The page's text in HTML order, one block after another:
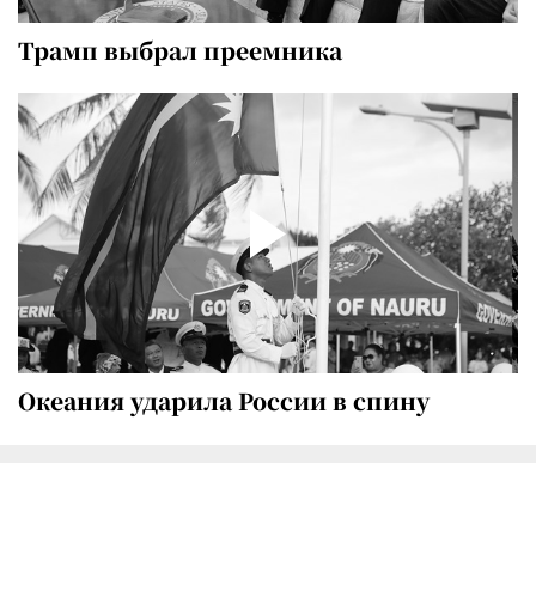
Трамп выбрал преемника
Океания ударила России в спину